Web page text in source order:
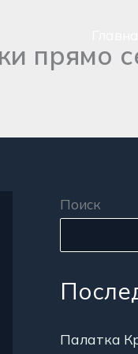
прямо
Поиск
Палатка